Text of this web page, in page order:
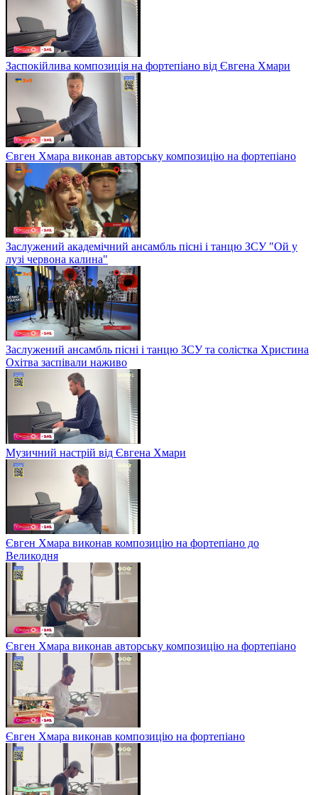
Заспокійлива композиція на фортепіано від Євгена Хмари
Євген Хмара виконав авторську композицію на фортепіано
Заслужений академічний ансамбль пісні і танцю ЗСУ "Ой у
лузі червона калина"
Заслужений ансамбль пісні і танцю ЗСУ та солістка Христина
Охітва заспівали наживо
Музичний настрій від Євгена Хмари
Євген Хмара виконав композицію на фортепіано до
Великодня
Євген Хмара виконав авторську композицію на фортепіано
Євген Хмара виконав композицію на фортепіано